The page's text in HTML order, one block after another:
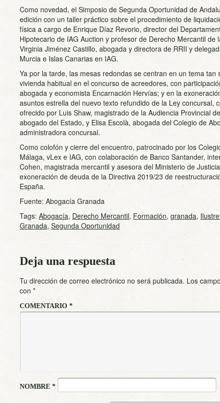
Como novedad, el Simposio de Segunda Oportunidad de
edición con un taller práctico sobre el procedimiento de
física a cargo de Enrique Díaz Revorio, director del
Hipotecario de IAG Auction y profesor de Derecho Mercantil de
Virginia Jiménez Castillo, abogada y directora de RRII y
Murcia e Islas Canarias en IAG.
Ya por la tarde, las mesas redondas se centran en un tema
vivienda habitual en el concurso de acreedores, con
abogada y economista Encarnación Hervías; y en la
asuntos estrella del nuevo texto refundido de la Ley concursal,
ofrecido por Luis Shaw, magistrado de la Audiencia Provincial
abogado del Estado, y Elisa Escolà, abogada del Colegio de
administradora concursal.
Como colofón y cierre del encuentro, patrocinado por los
Málaga, vLex e IAG, con colaboración de Banco Santander,
Cohen, magistrada mercantil y asesora del Ministerio de
exoneración de deuda de la Directiva 2019/23 de
España.
Fuente: Abogacía Granada
Tags: Abogacía, Derecho Mercantil, Formación, granada,
Granada, Segunda Oportunidad
Deja una respuesta
Tu dirección de correo electrónico no será publicada. Los
con *
COMENTARIO *
NOMBRE *